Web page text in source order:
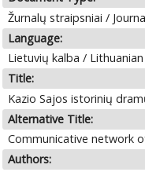
Žurnalų straipsniai /
Language:
Lietuvių kalba / Lithuanian
Title:
Kazio Sajos istorinių
Alternative Title:
Communicative network
Authors: